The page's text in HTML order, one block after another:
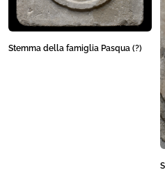
Stemma della famiglia Pasqua (?)